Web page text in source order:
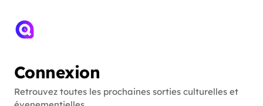
Connexion
Retrouvez toutes les prochaines sorties culturelles et